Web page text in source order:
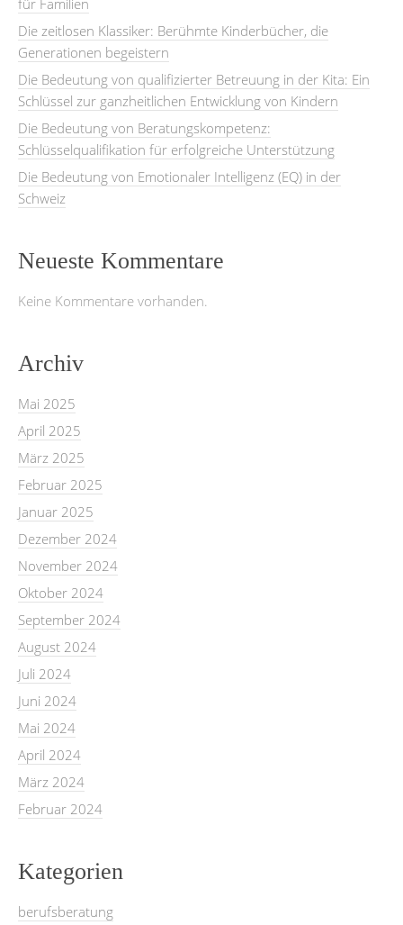
Die zeitlosen Klassiker: Berühmte Kinderbücher, die
Generationen begeistern
Die Bedeutung von qualifizierter Betreuung in der Kita: Ein
Schlüssel zur ganzheitlichen Entwicklung von Kindern
Die Bedeutung von Beratungskompetenz:
Schlüsselqualifikation für erfolgreiche Unterstützung
Die Bedeutung von Emotionaler Intelligenz (EQ) in der
Schweiz
Neueste Kommentare
Keine Kommentare vorhanden.
Archiv
Mai 2025
April 2025
März 2025
Februar 2025
Januar 2025
Dezember 2024
November 2024
Oktober 2024
September 2024
August 2024
Juli 2024
Juni 2024
Mai 2024
April 2024
März 2024
Februar 2024
Kategorien
berufsberatung